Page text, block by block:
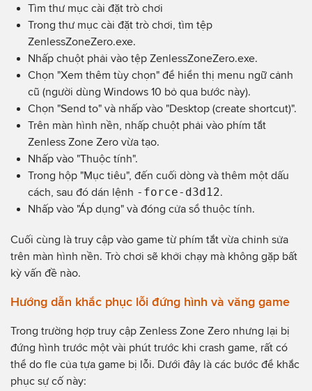
Tìm thư mục cài đặt trò chơi
Trong thư mục cài đặt trò chơi, tìm tệp
ZenlessZoneZero.exe.
Nhấp chuột phải vào tệp ZenlessZoneZero.exe.
Chọn "Xem thêm tùy chọn" để hiển thị menu ngữ cảnh
cũ (người dùng Windows 10 bỏ qua bước này).
Chọn "Send to" và nhấp vào "Desktop (create shortcut)".
Trên màn hình nền, nhấp chuột phải vào phím tắt
Zenless Zone Zero vừa tạo.
Nhấp vào "Thuộc tính".
Trong hộp "Mục tiêu", đến cuối dòng và thêm một dấu
cách, sau đó dán lệnh -force-d3d12.
Nhấp vào "Áp dụng" và đóng cửa sổ thuộc tính.
Cuối cùng là truy cập vào game từ phím tắt vừa chỉnh sửa
trên màn hình nền. Trò chơi sẽ khởi chạy mà không gặp bất
kỳ vấn đề nào.
Hướng dẫn khắc phục lỗi đứng hình và văng game
Trong trường hợp truy cập Zenless Zone Zero nhưng lại bị
đứng hình trước một vài phút trước khi crash game, rất có
thể do fle của tựa game bị lỗi. Dưới đây là các bước để khắc
phục sự cố này: